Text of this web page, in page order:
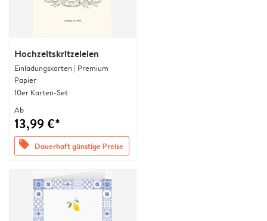
Hochzeitskritzeleien
Einladungskarten | Premium
Papier
10er Karten-Set
Ab
13,99 €*
offers Dauerhaft günstige Preise